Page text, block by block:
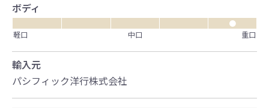
ボディ
●
軽口
中口 重口
輸入元
パシフィック洋行株式会社